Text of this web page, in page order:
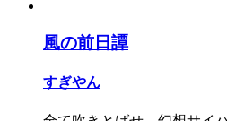
風の前日譚
すぎやん